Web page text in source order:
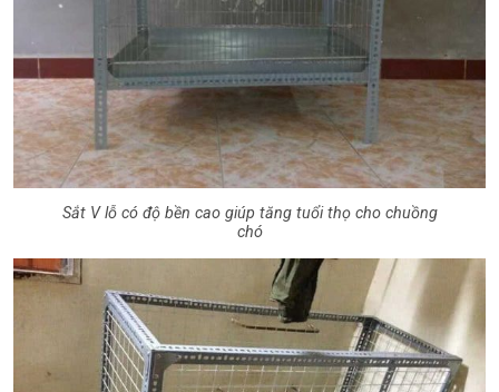
Sắt V lỗ có độ bền cao giúp tăng tuổi thọ cho chuồng
chó